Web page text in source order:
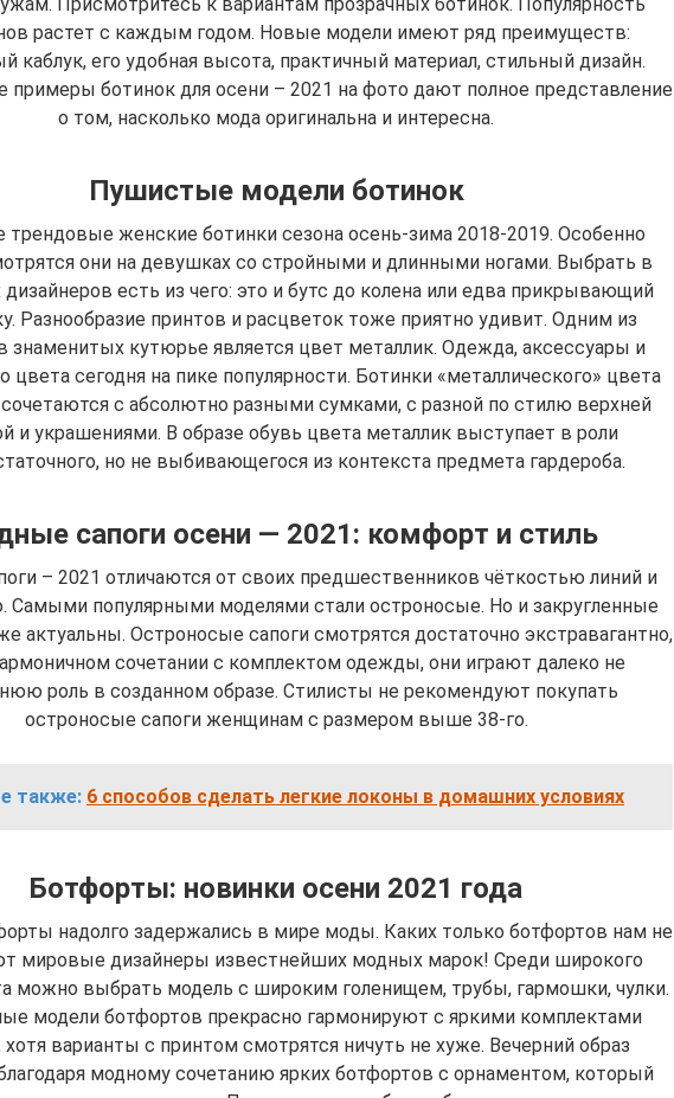
растет с каждым годом. Новые модели имеют ряд преимуществ:
каблук, его удобная высота, практичный материал, стильный дизайн.
примеры ботинок для осени – 2021 на фото дают полное представление
о том, насколько мода оригинальна и интересна.
Пушистые модели ботинок
женские ботинки сезона осень-зима 2018-2019. Особенно
они на девушках со стройными и длинными ногами. Выбрать в
дизайнеров есть из чего: это и бутс до колена или едва прикрывающий
Разнообразие принтов и расцветок тоже приятно удивит. Одним из
знаменитых кутюрье является цвет металлик. Одежда, аксессуары и
цвета сегодня на пике популярности. Ботинки «металлического» цвета
с абсолютно разными сумками, с разной по стилю верхней
и украшениями. В образе обувь цвета металлик выступает в роли
но не выбивающегося из контекста предмета гардероба.
сапоги осени — 2021: комфорт и стиль
– 2021 отличаются от своих предшественников чёткостью линий и
Самыми популярными моделями стали остроносые. Но и закругленные
актуальны. Остроносые сапоги смотрятся достаточно экстравагантно,
сочетании с комплектом одежды, они играют далеко не
роль в созданном образе. Стилисты не рекомендуют покупать
остроносые сапоги женщинам с размером выше 38-го.
также: 6 способов сделать легкие локоны в домашних условиях
Ботфорты: новинки осени 2021 года
надолго задержались в мире моды. Каких только ботфортов нам не
мировые дизайнеры известнейших модных марок! Среди широкого
можно выбрать модель с широким голенищем, трубы, гармошки, чулки.
модели ботфортов прекрасно гармонируют с яркими комплектами
варианты с принтом смотрятся ничуть не хуже. Вечерний образ
модному сочетанию ярких ботфортов с орнаментом, который